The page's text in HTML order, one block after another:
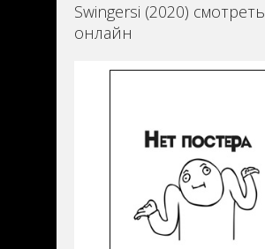
Swingersi (2020) смотреть
онлайн